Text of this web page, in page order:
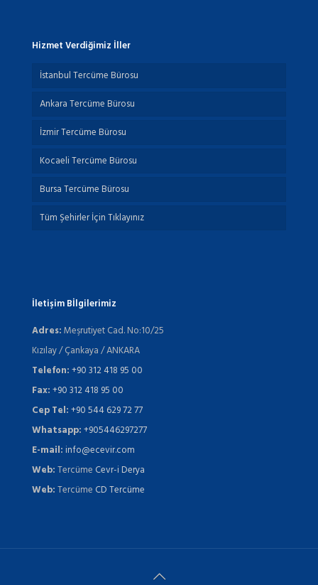
Hizmet Verdiğimiz İller
İstanbul Tercüme Bürosu
Ankara Tercüme Bürosu
İzmir Tercüme Bürosu
Kocaeli Tercüme Bürosu
Bursa Tercüme Bürosu
Tüm Şehirler İçin Tıklayınız
İletişim Bİlgilerimiz
Adres:Meşrutiyet Cad. No:10/25
Kızılay / Çankaya / ANKARA
Telefon:+90 312 418 95 00
Fax:+90 312 418 95 00
Cep Tel:+90 544 629 72 77
Whatsapp:+905446297277
E-mail:info@ecevir.com
Web:Tercüme Cevr-i Derya
Web:Tercüme CD Tercüme